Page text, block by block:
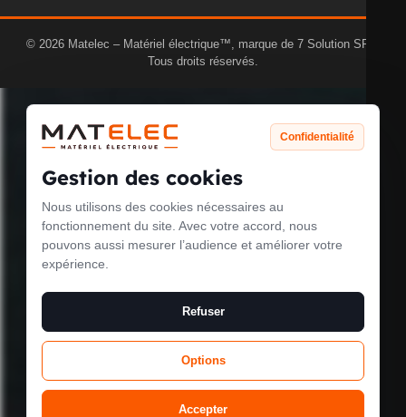
© 2026 Matelec – Matériel électrique™, marque de 7 Solution SRL.
Tous droits réservés.
Confidentialité
Gestion des cookies
Nous utilisons des cookies nécessaires au
fonctionnement du site. Avec votre accord, nous
pouvons aussi mesurer l’audience et améliorer votre
expérience.
Refuser
Options
Accepter
Le mode
maintenance est
activé
Site will be available soon. Thank you for your patience!